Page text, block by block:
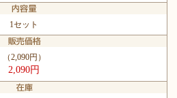
1セット
（2,090円）
2,090円